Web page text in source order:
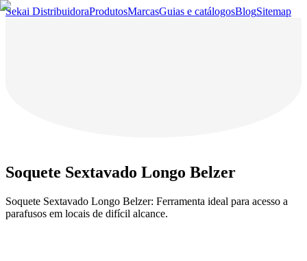
Sekai DistribuidoraProdutosMarcasGuias e catálogosBlogSitemap
Soquete Sextavado Longo Belzer
Soquete Sextavado Longo Belzer: Ferramenta ideal para acesso a
parafusos em locais de difícil alcance.